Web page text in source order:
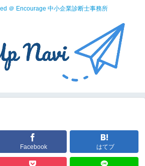
＠ Encourage 中小企業診断士事務所
Facebook はてブ